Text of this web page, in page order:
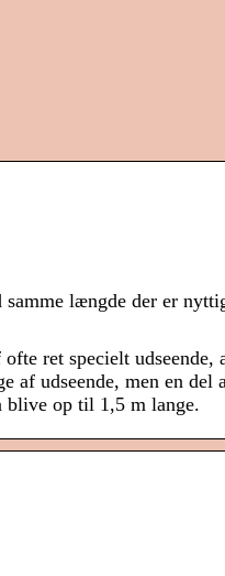
længde der er
ret specielt
af udseende, men en
blive op til 1,5 m lange.